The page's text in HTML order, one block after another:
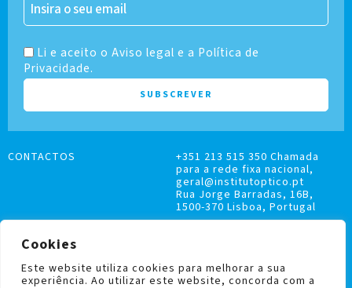
Cookies
Este website utiliza cookies para melhorar a sua
experiência. Ao utilizar este website, concorda com a
Li e aceito o Aviso legal e a Política de
Privacidade.
CONTACTOS
+351 213 515 350 Chamada
para a rede fixa nacional,
geral@institutoptico.pt
Rua Jorge Barradas, 16B,
1500-370 Lisboa, Portugal